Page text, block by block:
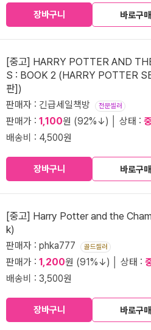
장바구니 바로구매
[중고] HARRY POTTER AND
S : BOOK 2 (HARRY POTTER
판])
판매자 : 긴급세일책방 전문셀러
판매가 : 1,100원 (92%↓) │ 상태 :
배송비 : 4,500원
장바구니 바로구매
[중고] Harry Potter and the
k)
판매자 : phka777 골드셀러
판매가 : 1,200원 (91%↓) │ 상태 :
배송비 : 3,500원
장바구니 바로구매